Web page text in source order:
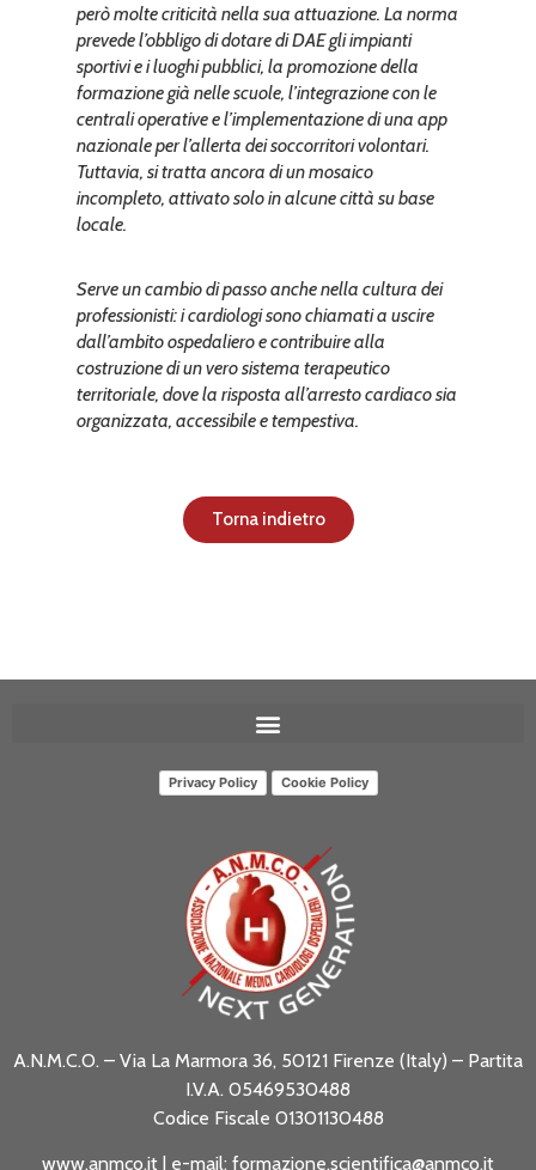
però molte criticità nella sua attuazione. La norma
prevede l’obbligo di dotare di DAE gli impianti
sportivi e i luoghi pubblici, la promozione della
formazione già nelle scuole, l’integrazione con le
centrali operative e l’implementazione di una app
nazionale per l’allerta dei soccorritori volontari.
Tuttavia, si tratta ancora di un mosaico
incompleto, attivato solo in alcune città su base
locale.
Serve un cambio di passo anche nella cultura dei
professionisti: i cardiologi sono chiamati a uscire
dall’ambito ospedaliero e contribuire alla
costruzione di un vero sistema terapeutico
territoriale, dove la risposta all’arresto cardiaco sia
organizzata, accessibile e tempestiva.
Torna indietro
Privacy Policy Cookie Policy
A.N.M.C.O. – Via La Marmora 36, 50121 Firenze (Italy) – Partita
I.V.A. 05469530488
Codice Fiscale 01301130488
www.anmco.it | e-mail: formazione.scientifica@anmco.it